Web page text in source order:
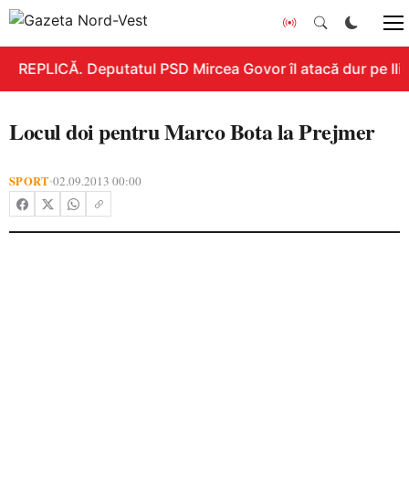
REPLICĂ. Deputatul PSD Mircea Govor îl atacă dur pe
Locul doi pentru Marco Bota la Prejmer
SPORT•02.09.2013 00:00